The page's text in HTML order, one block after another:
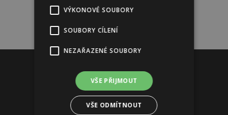
VÝKONOVÉ SOUBORY
SOUBORY CÍLENÍ
NEZAŘAZENÉ SOUBORY
VŠE PŘIJMOUT
VŠE ODMÍTNOUT